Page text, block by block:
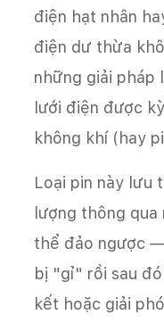
điện hạt nhân
điện dư thừa
những giải pháp
lưới điện được
không khí (hay
Loại pin này lưu
lượng thông qua
thể đảo ngược
bị "gỉ" rồi sau
kết hoặc giải